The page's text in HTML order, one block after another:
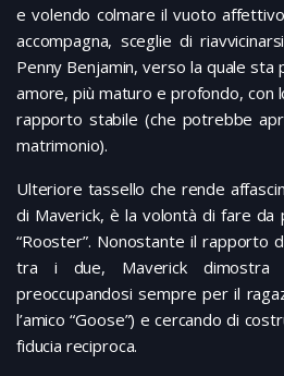
e volendo colmare il vuoto
accompagna, sceglie di
Penny Benjamin, verso la quale sta
amore, più maturo e profondo, con
rapporto stabile (che potrebbe
matrimonio).
Ulteriore tassello che rende
di Maverick, è la volontà di fare da
“Rooster”. Nonostante il rapporto
tra i due, Maverick dimostra
preoccupandosi sempre per il
l’amico “Goose”) e cercando di
fiducia reciproca.